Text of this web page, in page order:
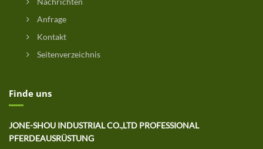
Anfrage
Kontakt
Seitenverzeichnis
Finde uns
JONE-SHOU INDUSTRIAL CO.,LTD PROFESSIONAL
PFERDEAUSRÜSTUNG